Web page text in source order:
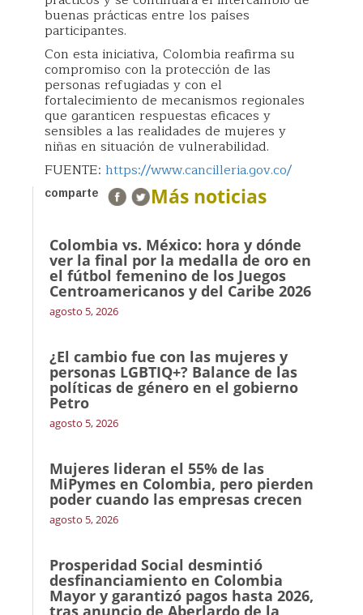
buenas prácticas entre los países
participantes.
Con esta iniciativa, Colombia reafirma su
compromiso con la protección de las
personas refugiadas y con el
fortalecimiento de mecanismos regionales
que garanticen respuestas eficaces y
sensibles a las realidades de mujeres y
niñas en situación de vulnerabilidad.
FUENTE: https://www.cancilleria.gov.co/
comparte Más noticias
Colombia vs. México: hora y dónde
ver la final por la medalla de oro en
el fútbol femenino de los Juegos
Centroamericanos y del Caribe 2026
agosto 5, 2026
¿El cambio fue con las mujeres y
personas LGBTIQ+? Balance de las
políticas de género en el gobierno
Petro
agosto 5, 2026
Mujeres lideran el 55% de las
MiPymes en Colombia, pero pierden
poder cuando las empresas crecen
agosto 5, 2026
Prosperidad Social desmintió
desfinanciamiento en Colombia
Mayor y garantizó pagos hasta 2026,
tras anuncio de Aberlardo de la